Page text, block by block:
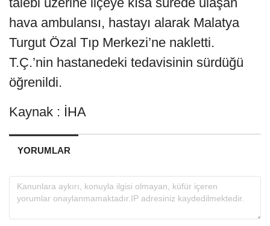
hava ambulansı, hastayı alarak Malatya
Turgut Özal Tıp Merkezi’ne nakletti.
T.Ç.’nin hastanedeki tedavisinin sürdüğü
öğrenildi.
Kaynak : İHA
YORUMLAR